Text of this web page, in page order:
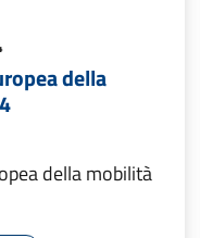
della
della mobilità